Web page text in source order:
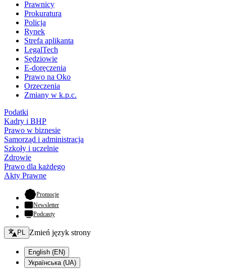
Prawnicy
Prokuratura
Policja
Rynek
Strefa aplikanta
LegalTech
Sędziowie
E-doręczenia
Prawo na Oko
Orzeczenia
Zmiany w k.p.c.
Podatki
Kadry i BHP
Prawo w biznesie
Samorząd i administracja
Szkoły i uczelnie
Zdrowie
Prawo dla każdego
Akty Prawne
Promocje- otwiera się w nowej karcie
Newsletter
Podcasty
Zmień język - bieżący:
PL Zmień język strony
English (EN)
Українська (UA)